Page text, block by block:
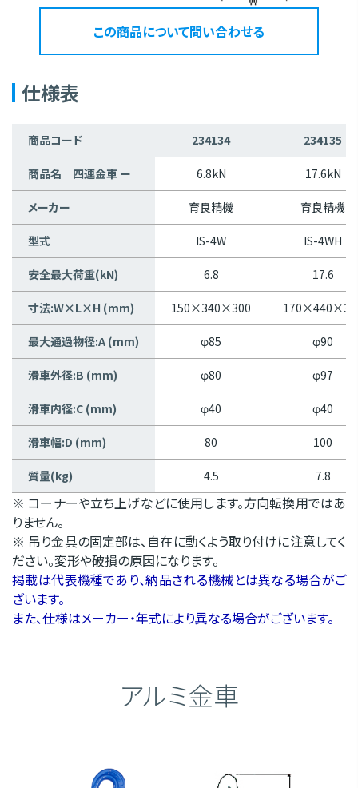
この商品について問い合わせる
仕様表
商品コード 234134 234135
商品名 四連金車 ー 6.8kN 17.6kN
メーカー 育良精機 育良精機
型式 IS-4W IS-4WH
安全最大荷重(kN) 6.8 17.6
寸法:W×L×H (mm) 150×340×300
最大通過物径:A (mm) φ85 φ90
滑車外径:B (mm) φ80 φ97
滑車内径:C (mm) φ40 φ40
滑車幅:D (mm) 80 100
質量(kg) 4.5 7.8
※ コーナーや立ち上げなどに使用します。方向転換用ではあ
りません。
※ 吊り金具の固定部は、自在に動くよう取り付けに注意してく
ださい。変形や破損の原因になります。
掲載は代表機種であり、納品される機械とは異なる場合がご
ざいます。
また、仕様はメーカー・年式により異なる場合がございます。
アルミ金車